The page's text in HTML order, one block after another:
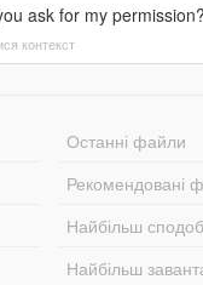
ask for my
контекст
Останні файли
Рекомендовані
Найбільш
Найбільш